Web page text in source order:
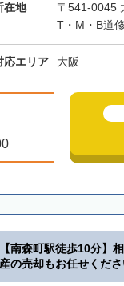
在地
〒541-0045
T・M・B道
応エリア 大阪
【南森町駅徒歩10分】
産の売却もお任せくださ